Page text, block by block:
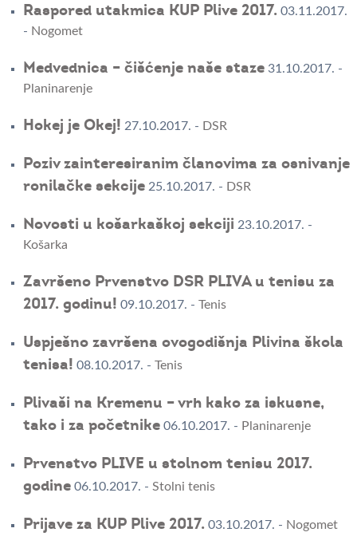
Raspored utakmica KUP Plive 2017. 03.11.2017.
- Nogomet
Medvednica – čišćenje naše staze 31.10.2017. -
Planinarenje
Hokej je Okej! 27.10.2017. - DSR
Poziv zainteresiranim članovima za osnivanje
ronilačke sekcije 25.10.2017. - DSR
Novosti u košarkaškoj sekciji 23.10.2017. -
Košarka
Završeno Prvenstvo DSR PLIVA u tenisu za
2017. godinu! 09.10.2017. - Tenis
Uspješno završena ovogodišnja Plivina škola
tenisa! 08.10.2017. - Tenis
Plivaši na Kremenu – vrh kako za iskusne,
tako i za početnike 06.10.2017. - Planinarenje
Prvenstvo PLIVE u stolnom tenisu 2017.
godine 06.10.2017. - Stolni tenis
Prijave za KUP Plive 2017. 03.10.2017. - Nogomet